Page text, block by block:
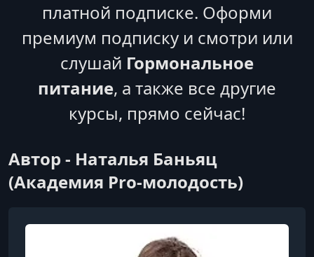
платной подписке. Оформи
премиум подписку и смотри или
слушай Гормональное
питание, а также все другие
курсы, прямо сейчас!
Автор - Наталья Баньяц
(Академия Pro-молодость)